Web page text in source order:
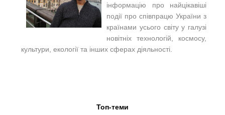
інформацію про найцікавіші
події про співпрацю України з
країнами усього світу у галузі
новітніх технологій, космосу,
культури, екології та інших сферах діяльності.
Топ-теми